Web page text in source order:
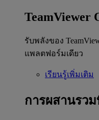
TeamViewer
รับพลังของ
แพลตฟอร์มเดียว
เรียนรู้เพิ่มเติม
การผสานรว